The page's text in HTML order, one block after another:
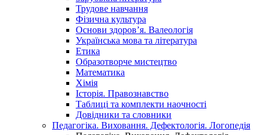
Трудове навчання
Фізична культура
Основи здоров’я. Валеологія
Українська мова та література
Етика
Образотворче мистецтво
Математика
Хімія
Історія. Правознавство
Таблиці та комплекти наочності
Довідники та словники
Педагогіка. Виховання. Дефектологія. Логопедія